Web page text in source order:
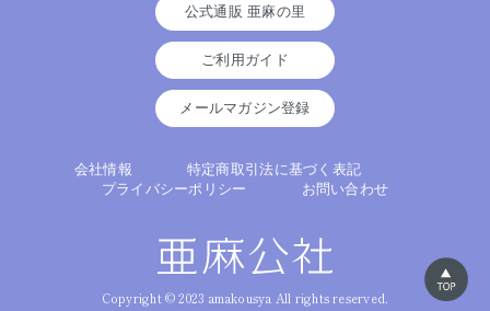
公式通販 亜麻の里
ご利用ガイド
メールマガジン登録
会社情報
特定商取引法に基づく表記
プライバシーポリシー
お問い合わせ
Copyright © 2023 amakousya All rights reserved.